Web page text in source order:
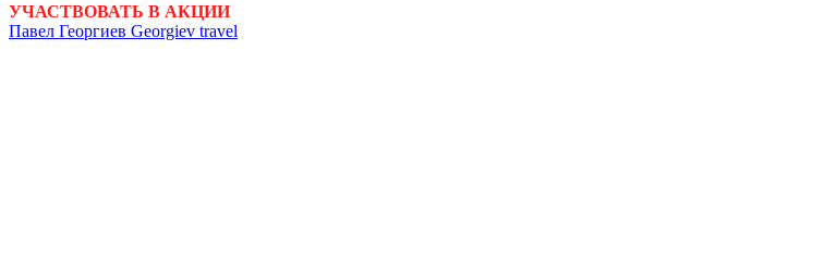
УЧАСТВОВАТЬ В АКЦИИ
Павел Георгиев Georgiev travel